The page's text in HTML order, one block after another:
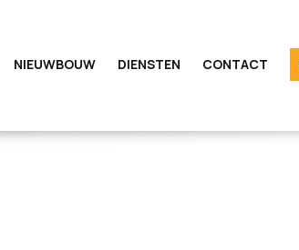
NIEUWBOUW DIENSTEN CONTACT